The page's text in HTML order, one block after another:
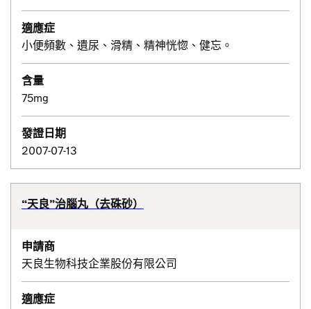
適應症
小便頻數、遺尿、滑精、精神恍惚、健忘。
含量
75mg
發證日期
2007-07-13
“天良”治腦丸（去硃砂）
申請商
天良生物科技企業股份有限公司
適應症